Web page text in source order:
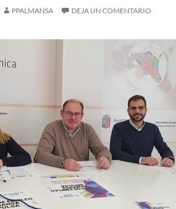
PPALMANSA DEJA UN COMENTARIO